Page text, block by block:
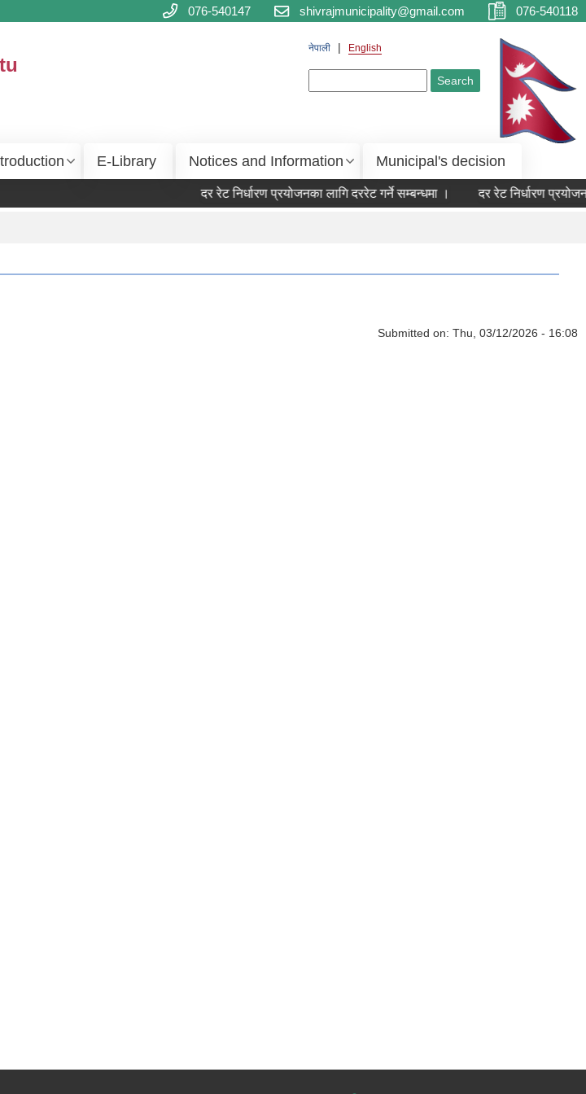
076-540147 shivrajmunicipality@gmail.com 076-540118
नेपाली English
E-Library Notices and Information Municipal's decision
दर रेट निर्धारण प्रयोजनका लागि दररेट गर्ने सम्बन्धमा । दर रेट निर्धारण
Submitted on: Thu, 03/12/2026 - 16:08